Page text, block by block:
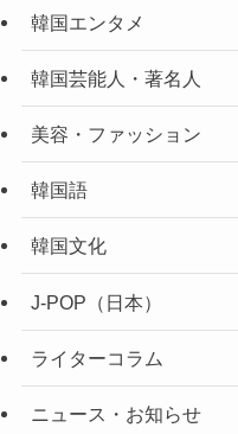
韓国エンタメ
韓国芸能人・著名人
美容・ファッション
韓国語
韓国文化
J-POP（日本）
ライターコラム
ニュース・お知らせ